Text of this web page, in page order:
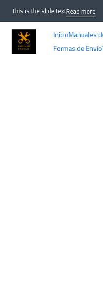
InicioManuales
Formas de Envío
This is the slide textRead more